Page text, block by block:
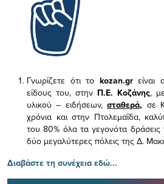
Γνωρίζετε ότι το kozan.gr
είδους του, στην Π.Ε. Κοζάνης,
υλικού – ειδήσεων,σταθερά, σε
χρόνια και στην Πτολεμαΐδα,
του 80% όλα τα γεγονότα
δύο μεγαλύτερες πόλεις της Δ.
Διαβάστε τη συνέχεια εδώ...